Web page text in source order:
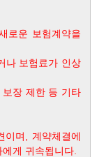
로운 보험계약을
나 보험료가 인상
장 제한 등 기타
며, 계약체결에
게 귀속됩니다.